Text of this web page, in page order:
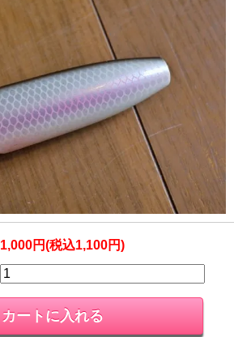
1,000円(税込1,100円)